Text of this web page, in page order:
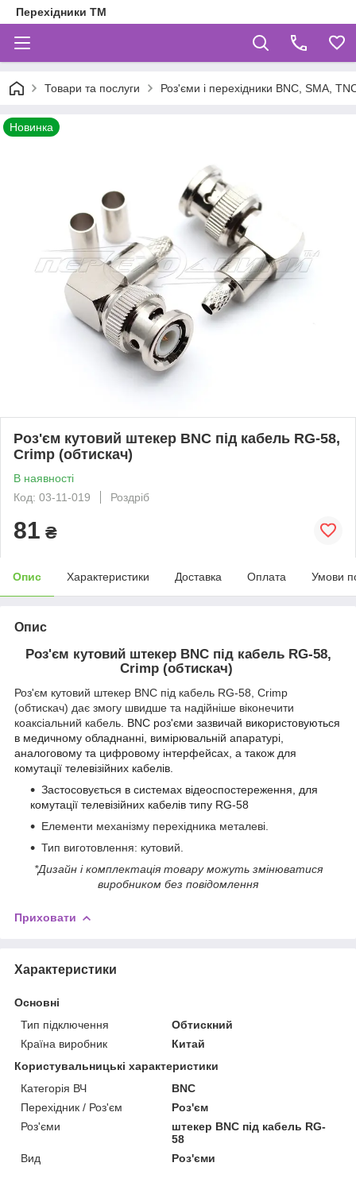
Перехідники ТМ
Товари та послуги Роз'єми і перехідники BNC, SMA,
Новинка
Роз'єм кутовий штекер BNC під кабель RG-58,
Crimp (обтискач)
В наявності
Код: 03-11-019
Роздріб
81 ₴
Опис Характеристики Доставка Оплата Умови
Опис
Роз'єм кутовий штекер BNC під кабель RG-58,
Crimp (обтискач)
Роз'єм кутовий штекер BNC під кабель RG-58, Crimp
(обтискач) дає змогу швидше та надійніше віконечити
коаксіальний кабель . BNC роз'єми зазвичай використовуються
в медичному обладнанні, вимірювальній апаратурі,
аналоговому та цифровому інтерфейсах, а також для
комутації телевізійних кабелів.
Застосовується в системах відеоспостереження, для
комутації телевізійних кабелів типу RG-58
Елементи механізму перехідника металеві.
Тип виготовлення: кутовий.
*Дизайн і комплектація товару можуть змінюватися
виробником без повідомлення
Приховати
Характеристики
Основні
Тип підключення
Обтискний
Країна виробник
Китай
Користувальницькі характеристики
Категорія ВЧ
BNC
Перехідник / Роз'єм
Роз'єм
Роз'єми
штекер BNC під кабель RG-
58
Вид
Роз'єми